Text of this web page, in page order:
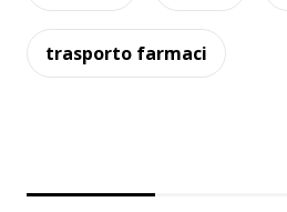
trasporto farmaci